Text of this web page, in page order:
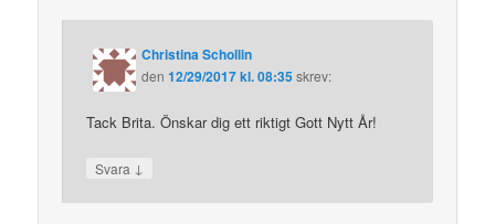
Christina Schollin
den12/29/2017 kl. 08:35skrev:
Tack Brita. Önskar dig ett riktigt Gott Nytt År!
Svara ↓